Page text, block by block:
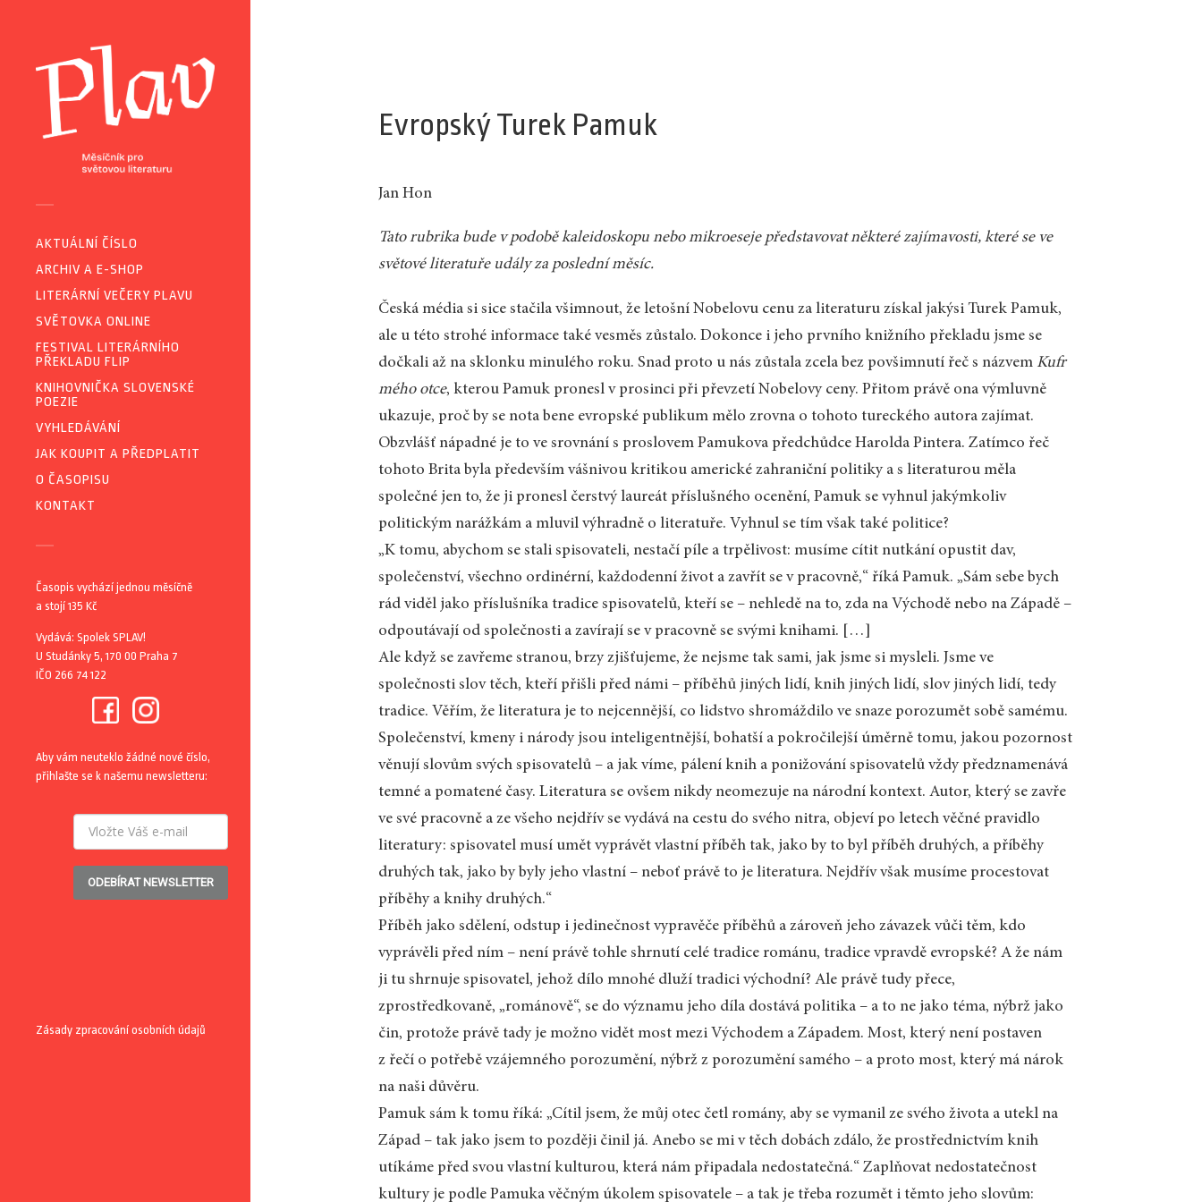
AKTUÁLNÍ ČÍSLO
ARCHIV A E-SHOP
LITERÁRNÍ VEČERY PLAVU
SVĚTOVKA ONLINE
FESTIVAL LITERÁRNÍHO
PŘEKLADU FLIP
KNIHOVNIČKA SLOVENSKÉ
POEZIE
VYHLEDÁVÁNÍ
JAK KOUPIT A PŘEDPLATIT
O ČASOPISU
KONTAKT
Časopis vychází jednou měsíčně
a stojí 135 Kč
Vydává: Spolek SPLAV!
U Studánky 5, 170 00 Praha 7
IČO 266 74 122
Aby vám neuteklo žádné nové číslo,
přihlašte se k našemu newsletteru:
ODEBÍRAT NEWSLETTER
Zásady zpracování osobních údajů
Evropský Turek Pamuk
Jan Hon
Tato rubrika bude v podobě kaleidoskopu nebo mikroeseje představovat některé zajímavosti, které se ve
světové literatuře udály za poslední měsíc.
Česká média si sice stačila všimnout, že letošní Nobelovu cenu za literaturu získal jakýsi Turek Pamuk,
ale u této strohé informace také vesměs zůstalo. Dokonce i jeho prvního knižního překladu jsme se
dočkali až na sklonku minulého roku. Snad proto u nás zůstala zcela bez povšimnutí řeč s názvem Kufr
mého otce, kterou Pamuk pronesl v prosinci při převzetí Nobelovy ceny. Přitom právě ona výmluvně
ukazuje, proč by se nota bene evropské publikum mělo zrovna o tohoto tureckého autora zajímat.
Obzvlášť nápadné je to ve srovnání s proslovem Pamukova předchůdce Harolda Pintera. Zatímco řeč
tohoto Brita byla především vášnivou kritikou americké zahraniční politiky a s literaturou měla
společné jen to, že ji pronesl čerstvý laureát příslušného ocenění, Pamuk se vyhnul jakýmkoliv
politickým narážkám a mluvil výhradně o literatuře. Vyhnul se tím však také politice?
„K tomu, abychom se stali spisovateli, nestačí píle a trpělivost: musíme cítit nutkání opustit dav,
společenství, všechno ordinérní, každodenní život a zavřít se v pracovně,“ říká Pamuk. „Sám sebe bych
rád viděl jako příslušníka tradice spisovatelů, kteří se – nehledě na to, zda na Východě nebo na Západě –
odpoutávají od společnosti a zavírají se v pracovně se svými knihami. […]
Ale když se zavřeme stranou, brzy zjišťujeme, že nejsme tak sami, jak jsme si mysleli. Jsme ve
společnosti slov těch, kteří přišli před námi – příběhů jiných lidí, knih jiných lidí, slov jiných lidí, tedy
tradice. Věřím, že literatura je to nejcennější, co lidstvo shromáždilo ve snaze porozumět sobě samému.
Společenství, kmeny i národy jsou inteligentnější, bohatší a pokročilejší úměrně tomu, jakou pozornost
věnují slovům svých spisovatelů – a jak víme, pálení knih a ponižování spisovatelů vždy předznamenává
temné a pomatené časy. Literatura se ovšem nikdy neomezuje na národní kontext. Autor, který se zavře
ve své pracovně a ze všeho nejdřív se vydává na cestu do svého nitra, objeví po letech věčné pravidlo
literatury: spisovatel musí umět vyprávět vlastní příběh tak, jako by to byl příběh druhých, a příběhy
druhých tak, jako by byly jeho vlastní – neboť právě to je literatura. Nejdřív však musíme procestovat
příběhy a knihy druhých.“
Příběh jako sdělení, odstup i jedinečnost vypravěče příběhů a zároveň jeho závazek vůči těm, kdo
vyprávěli před ním – není právě tohle shrnutí celé tradice románu, tradice vpravdě evropské? A že nám
ji tu shrnuje spisovatel, jehož dílo mnohé dluží tradici východní? Ale právě tudy přece,
zprostředkovaně, „románově“, se do významu jeho díla dostává politika – a to ne jako téma, nýbrž jako
čin, protože právě tady je možno vidět most mezi Východem a Západem. Most, který není postaven
z řečí o potřebě vzájemného porozumění, nýbrž z porozumění samého – a proto most, který má nárok
na naši důvěru.
Pamuk sám k tomu říká: „Cítil jsem, že můj otec četl romány, aby se vymanil ze svého života a utekl na
Západ – tak jako jsem to později činil já. Anebo se mi v těch dobách zdálo, že prostřednictvím knih
utíkáme před svou vlastní kulturou, která nám připadala nedostatečná.“ Zaplňovat nedostatečnost
kultury je podle Pamuka věčným úkolem spisovatele – a tak je třeba rozumět i těmto jeho slovům: